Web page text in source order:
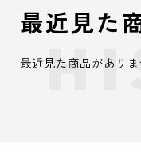
最近見た
最近見た商品がありま